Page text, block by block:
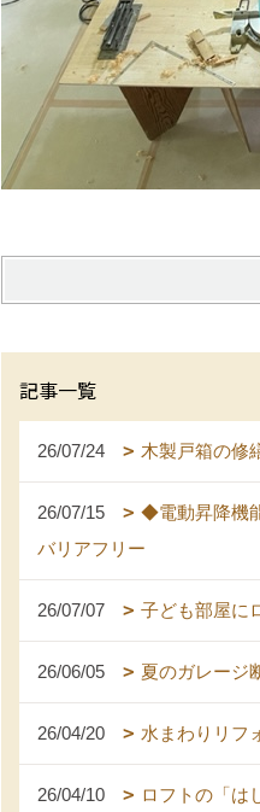
記事一覧
26/07/24 木製戸箱の修
26/07/15
◆電動昇降機
バリアフリー
26/07/07 子ども部屋に
26/06/05 夏のガレージ
26/04/20 水まわりリフ
26/04/10 ロフトの「は